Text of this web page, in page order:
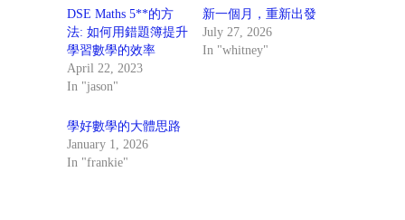
DSE Maths 5**的方
法: 如何用錯題簿提升
學習數學的效率
April 22, 2023
In "jason"
新一個月，重新出發
July 27, 2026
In "whitney"
學好數學的大體思路
January 1, 2026
In "frankie"